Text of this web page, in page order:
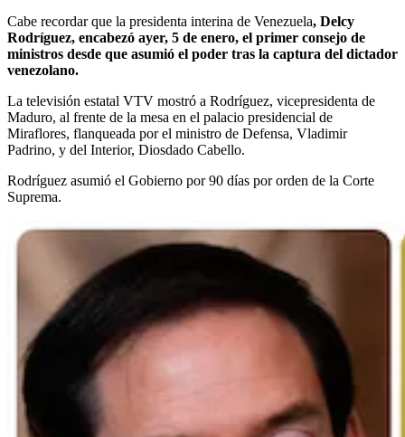
Cabe recordar que la presidenta interina de Venezuela, Delcy
Rodríguez, encabezó ayer, 5 de enero, el primer consejo de
ministros desde que asumió el poder tras la captura del dictador
venezolano.
La televisión estatal VTV mostró a Rodríguez, vicepresidenta de
Maduro, al frente de la mesa en el palacio presidencial de
Miraflores, flanqueada por el ministro de Defensa, Vladimir
Padrino, y del Interior, Diosdado Cabello.
Rodríguez asumió el Gobierno por 90 días por orden de la Corte
Suprema.